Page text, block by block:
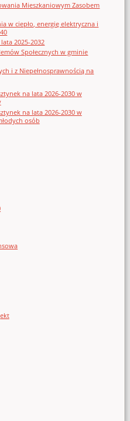
Mieszkaniowym Zasobem
w ciepło, energię elektryczna i
2025-2032
Społecznych w gminie
i z Niepełnosprawnością na
na lata 2026-2030 w
na lata 2026-2030 w
osób